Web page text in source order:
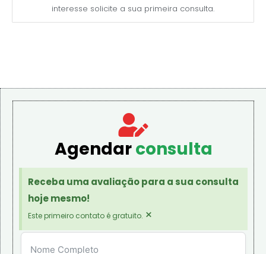
interesse solicite a sua primeira consulta.
Agendarconsulta
Receba uma avaliação para a sua consulta
hoje mesmo!
Este primeiro contato é gratuito. ×